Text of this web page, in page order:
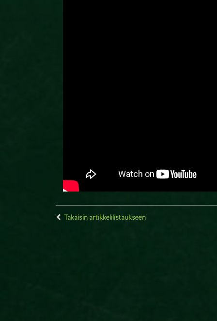
Takaisin artikkelilistaukseen